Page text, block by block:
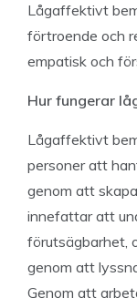
Lågaffektivt
förtroende och
empatisk och
Hur fungerar
Lågaffektivt
personer att
genom att
innefattar att
förutsägbarhet,
genom att
Genom att